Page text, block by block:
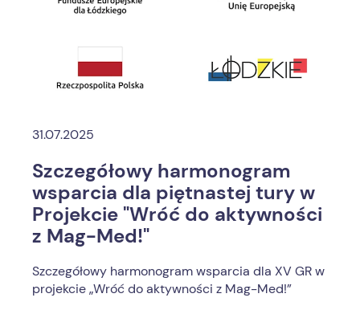
31.07.2025
Szczegółowy harmonogram
wsparcia dla piętnastej tury w
Projekcie "Wróć do aktywności
z Mag-Med!"
Szczegółowy harmonogram wsparcia dla XV GR w
projekcie „Wróć do aktywności z Mag-Med!”